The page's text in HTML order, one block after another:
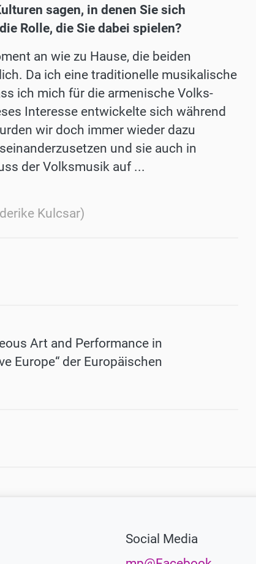
sagen, in denen Sie sich
Rolle, die Sie dabei spielen?
an wie zu Hause, die beiden
Da ich eine traditionelle musikalische
ich mich für die armenische Volks-
Interesse entwickelte sich während
wir doch immer wieder dazu
und sie auch in
der Volksmusik auf ...
Kulcsar)
Art and Performance in
Europe“ der Europäischen
Social Media